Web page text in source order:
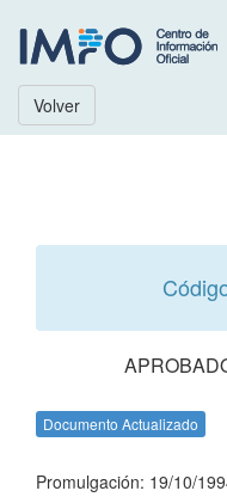
Volver
Documento Actualizado
Promulgación: 19/10/